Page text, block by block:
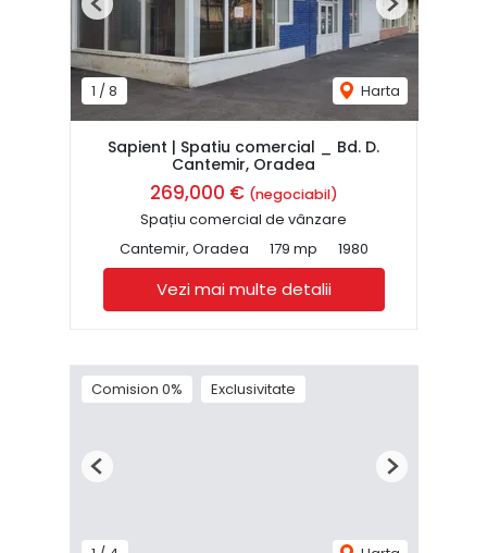
1 /8 Harta
Previous Next
Sapient | Spatiu comercial _ Bd. D.
Cantemir, Oradea
269,000 € (negociabil)
Spațiu comercial de vânzare
Cantemir, Oradea
179 mp 1980
Vezi mai multe detalii
Comision 0% Exclusivitate
Previous Next